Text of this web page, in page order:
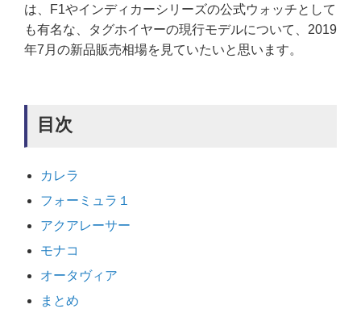
は、F1やインディカーシリーズの公式ウォッチとして
も有名な、タグホイヤーの現行モデルについて、2019
年7月の新品販売相場を見ていたいと思います。
目次
カレラ
フォーミュラ１
アクアレーサー
モナコ
オータヴィア
まとめ